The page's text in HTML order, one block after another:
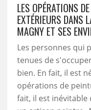
LES OPÉRATIONS
EXTÉRIEURS DANS
MAGNY ET SES
Les personnes qui
tenues de
bien. En fait, il est
opérations de
fait, il est inévitable